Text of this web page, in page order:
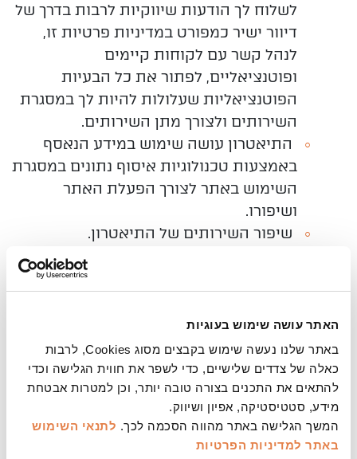
האתר עושה שימוש בעוגיות
באתר שלנו נעשה שימוש בקבצים מסוג Cookies, לרבות
כאלה של צדדים שלישיים, כדי לשפר את חווית הגלישה וכדי
להתאים את התכנים בצורה טובה יותר, וכן למטרות אבטחת
מידע, סטטיסטיקה, אפיון ושיווק.
המשך הגלישה באתר מהווה הסכמה לכך. לתנאי השימוש
באתר למדיניות הפרטיות
לשלוח לך הודעות שיווקיות לרבות בדרך של
דיוור ישיר כמפורט במדיניות פרטיות זו,
לנהל קשר עם לקוחות קיימים
ופוטנציאליים, לפתור את כל הבעיות
הפוטנציאליות שעלולות להיות לך במסגרת
השירותים ולצורך מתן השירותים.
התיאטרון עושה שימוש במידע הנאסף
באמצעות טכנולוגיות איסוף נתונים במסגרת
השימוש באתר לצורך הפעלת האתר
ושיפורו.
שיפור השירותים של התיאטרון.
לתיעוד ומעקב אחר פניות, בקשות ומתן
האינטרסים המשפטים ו/או האחרים של
התיאטרון ו/או של צדדים שלישיים ולהגן על
בטיחותך ו/או כל אדם ו/או ישות אחרת
הקשורים לתיאטרון.
על מנת לציית ולהעריך את הציות לחוקים,
כללים, תקנות, החלטות שיפוטיות, מדיניות